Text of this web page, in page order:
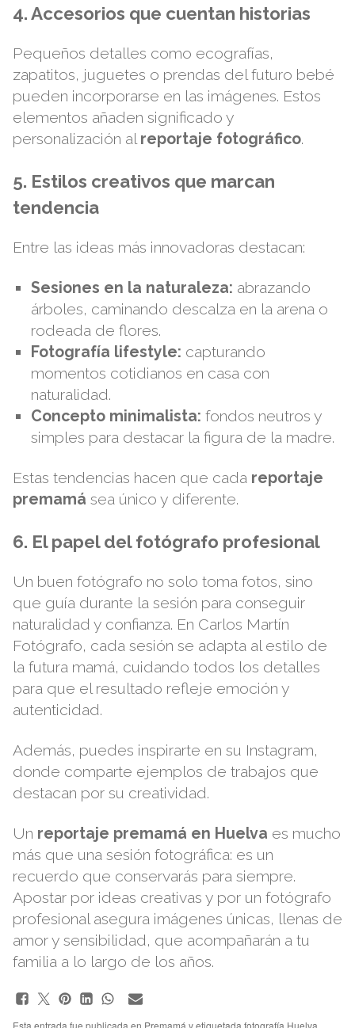
4. Accesorios que cuentan historias
Pequeños detalles como ecografías,
zapatitos, juguetes o prendas del futuro bebé
pueden incorporarse en las imágenes. Estos
elementos añaden significado y
personalización alreportaje fotográfico.
5. Estilos creativos que marcan
tendencia
Entre las ideas más innovadoras destacan:
Sesiones en la naturaleza: abrazando
árboles, caminando descalza en la arena o
rodeada de flores.
Fotografía lifestyle: capturando
momentos cotidianos en casa con
naturalidad.
Concepto minimalista: fondos neutros y
simples para destacar la figura de la madre.
Estas tendencias hacen que cada reportaje
premamá sea único y diferente.
6. El papel del fotógrafo profesional
Un buen fotógrafo no solo toma fotos, sino
que guía durante la sesión para conseguir
naturalidad y confianza. En Carlos Martín
Fotógrafo, cada sesión se adapta al estilo de
la futura mamá, cuidando todos los detalles
para que el resultado refleje emoción y
autenticidad.
Además, puedes inspirarte en su Instagram,
donde comparte ejemplos de trabajos que
destacan por su creatividad.
Un reportaje premamá en Huelva es mucho
más que una sesión fotográfica: es un
recuerdo que conservarás para siempre.
Apostar por ideas creativas y por un fotógrafo
profesional asegura imágenes únicas, llenas de
amor y sensibilidad, que acompañarán a tu
familia a lo largo de los años.
Esta entrada fue publicada en Premamá y etiquetada fotografía Huelva,